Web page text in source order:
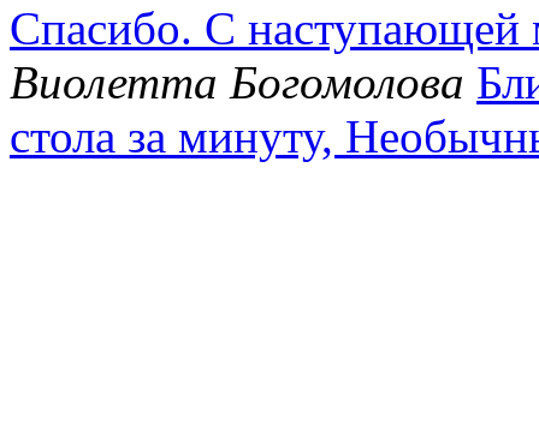
Спасибо. С наступающей
Виолетта Богомолова
стола за минуту,